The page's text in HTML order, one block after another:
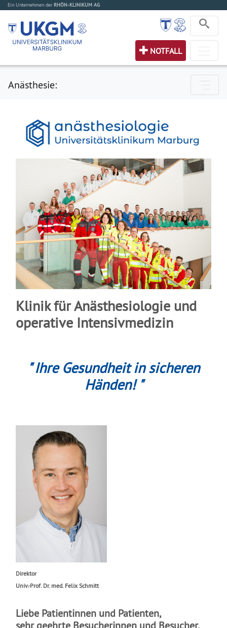
Ein Unternehmen der RHÖN-KLINIKUM AG
NOTFALL
Anästhesie:
Klinik für Anästhesiologie und
operative Intensivmedizin
" Ihre Gesundheit in sicheren
Händen! "
Direktor
Univ.-Prof. Dr. med. Felix Schmitt
Liebe Patientinnen und Patienten,
sehr geehrte Besucherinnen und Besucher,